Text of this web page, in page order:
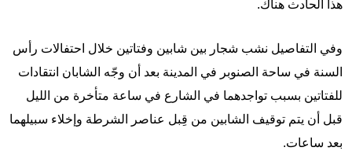
هذا الحادث هناك.
وفي التفاصيل نشب شجار بين شابين وفتاتين خلال احتفالات رأس
السنة في ساحة الصنوبر في المدينة بعد أن وجّه الشابان انتقادات
للفتاتين بسبب تواجدهما في الشارع في ساعة متأخرة من الليل
قبل أن يتم توقيف الشابين من قِبل عناصر الشرطة وإخلاء سبيلهما
بعد ساعات.